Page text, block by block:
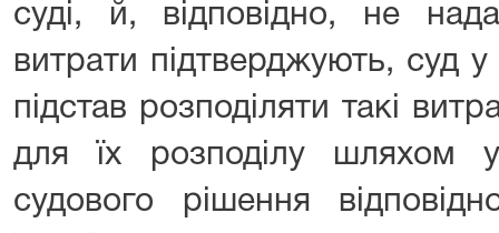
суді, й, відповідно, не
витрати підтверджують, суд
підстав розподіляти такі
для їх розподілу шляхом
судового рішення